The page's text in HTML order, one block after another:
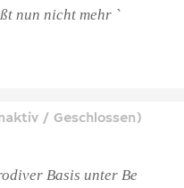
nun nicht mehr `
/ Geschlossen)
Basis unter Be